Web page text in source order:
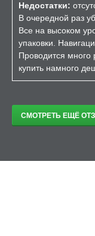
Недостатки:
В очередной раз
Все на высоком
упаковки.
Проводится
купить намного
СМОТРЕТЬ ЕЩЁ